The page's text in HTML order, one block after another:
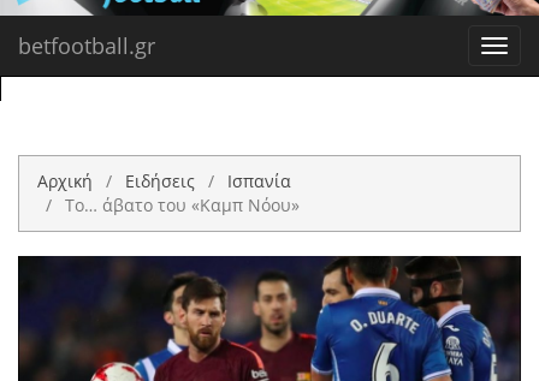
betfootball.gr
Αρχική Ειδήσεις
Ισπανία
Το… άβατο του «Καμπ Νόου»